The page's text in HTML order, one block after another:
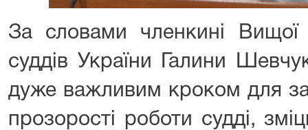
За словами членкині Вищої
суддів України Галини
дуже важливим кроком для
прозорості роботи судді,